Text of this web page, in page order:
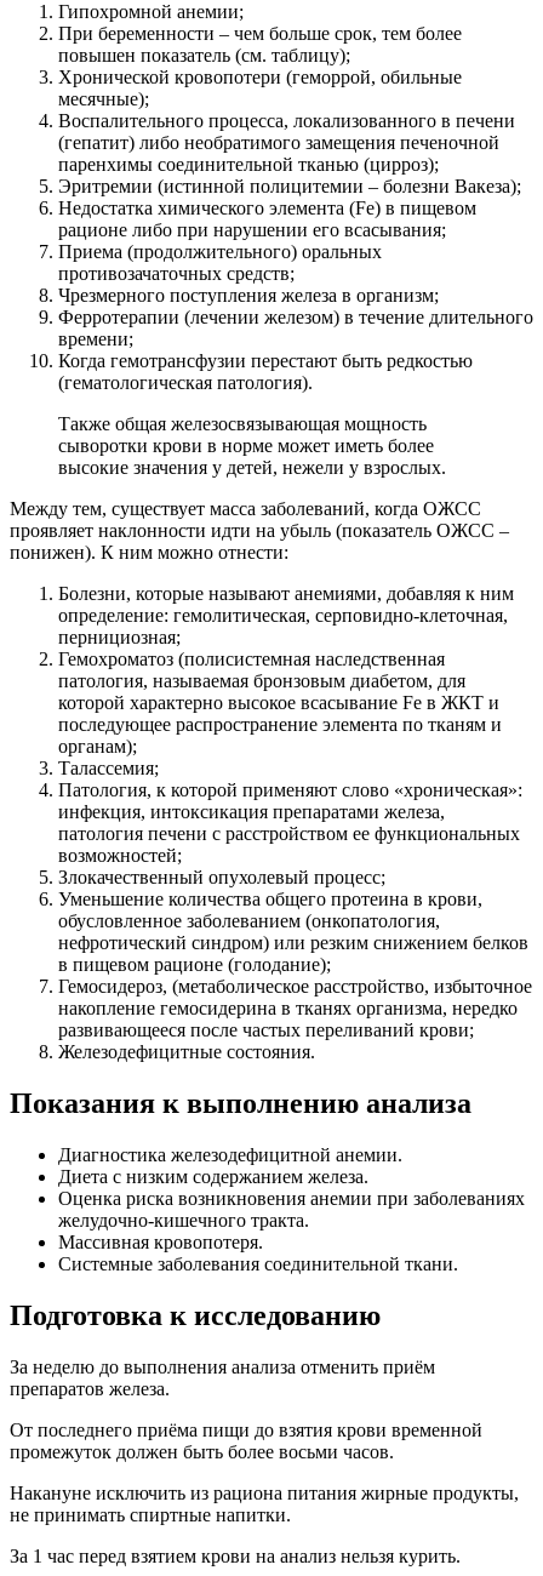
Гипохромной анемии;
При беременности – чем больше срок, тем более
повышен показатель (см. таблицу);
Хронической кровопотери (геморрой, обильные
месячные);
Воспалительного процесса, локализованного в печени
(гепатит) либо необратимого замещения печеночной
паренхимы соединительной тканью (цирроз);
Эритремии (истинной полицитемии – болезни Вакеза);
Недостатка химического элемента (Fe) в пищевом
рационе либо при нарушении его всасывания;
Приема (продолжительного) оральных
противозачаточных средств;
Чрезмерного поступления железа в организм;
Ферротерапии (лечении железом) в течение длительного
времени;
Когда гемотрансфузии перестают быть редкостью
(гематологическая патология).
Также общая железосвязывающая мощность
сыворотки крови в норме может иметь более
высокие значения у детей, нежели у взрослых.
Между тем, существует масса заболеваний, когда ОЖСС
проявляет наклонности идти на убыль (показатель ОЖСС –
понижен). К ним можно отнести:
Болезни, которые называют анемиями, добавляя к ним
определение: гемолитическая, серповидно-клеточная,
пернициозная;
Гемохроматоз (полисистемная наследственная
патология, называемая бронзовым диабетом, для
которой характерно высокое всасывание Fe в ЖКТ и
последующее распространение элемента по тканям и
органам);
Талассемия;
Патология, к которой применяют слово «хроническая»:
инфекция, интоксикация препаратами железа,
патология печени с расстройством ее функциональных
возможностей;
Злокачественный опухолевый процесс;
Уменьшение количества общего протеина в крови,
обусловленное заболеванием (онкопатология,
нефротический синдром) или резким снижением белков
в пищевом рационе (голодание);
Гемосидероз, (метаболическое расстройство, избыточное
накопление гемосидерина в тканях организма, нередко
развивающееся после частых переливаний крови;
Железодефицитные состояния.
Показания к выполнению анализа
Диагностика железодефицитной анемии.
Диета с низким содержанием железа.
Оценка риска возникновения анемии при заболеваниях
желудочно-кишечного тракта.
Массивная кровопотеря.
Системные заболевания соединительной ткани.
Подготовка к исследованию
За неделю до выполнения анализа отменить приём
препаратов железа.
От последнего приёма пищи до взятия крови временной
промежуток должен быть более восьми часов.
Накануне исключить из рациона питания жирные продукты,
не принимать спиртные напитки.
За 1 час перед взятием крови на анализ нельзя курить.